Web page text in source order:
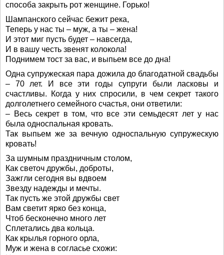
способа закрыть рот женщине. Горько!
Шампанского сейчас бежит река,
Теперь у нас ты – муж, а ты – жена!
И этот миг пусть будет – навсегда,
И в вашу честь звенят колокола!
Поднимем тост за вас, и выпьем все до дна!
Одна супружеская пара дожила до благодатной свадьбы
– 70 лет. И все эти годы супруги были ласковы и
счастливы. Когда у них спросили, в чем секрет такого
долголетнего семейного счастья, они ответили:
– Весь секрет в том, что все эти семьдесят лет у нас
была односпальная кровать.
Так выпьем же за вечную односпальную супружескую
кровать!
За шумным праздничным столом,
Как светоч дружбы, доброты,
Зажгли сегодня вы вдвоем
Звезду надежды и мечты.
Так пусть же этой дружбы свет
Вам светит ярко без конца,
Чтоб бесконечно много лет
Сплетались два кольца.
Как крылья горного орла,
Муж и жена в согласье схожи: